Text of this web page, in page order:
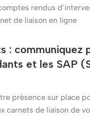
rendus
de liaison en ligne
: communiquez
et les SAP
présence sur place
carnets de liaison de